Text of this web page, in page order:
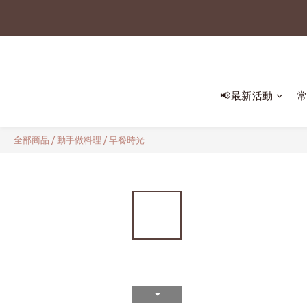
📢最新活動
全部商品 / 動手做料理 / 早餐時光